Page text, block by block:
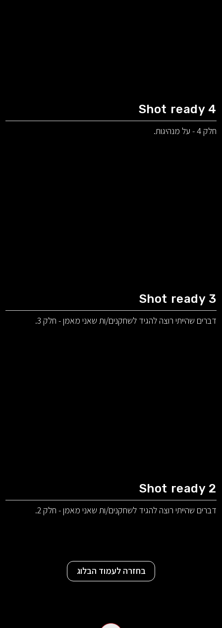
Shot ready 4
חלק 4 - על מנהיגות.
Shot ready 3
דברים שהייתי רוצה להגיד לשחקנים/ות שאני מאמן - חלק 3.
Shot ready 2
דברים שהייתי רוצה להגיד לשחקנים/ות שאני מאמן - חלק 2.
בחזרה לעמוד הבלוג